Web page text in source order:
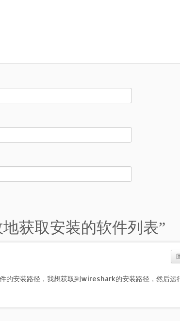
地获取安装的软件列表”
安装路径，我想获取到wireshark的安装路径，然后运